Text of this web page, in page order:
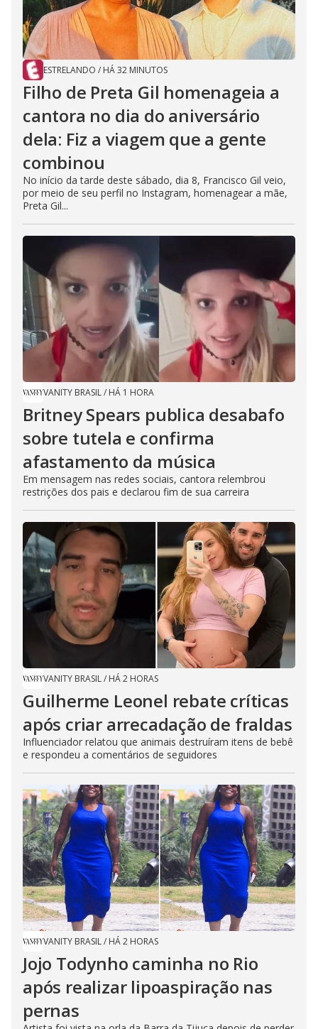
ESTRELANDO / HÁ 32 MINUTOS
Filho de Preta Gil homenageia a
cantora no dia do aniversário
dela: Fiz a viagem que a gente
combinou
No início da tarde deste sábado, dia 8, Francisco Gil veio,
por meio de seu perfil no Instagram, homenagear a mãe,
Preta Gil...
VANITY BRASIL/ HÁ 1 HORA
Britney Spears publica desabafo
sobre tutela e confirma
afastamento da música
Em mensagem nas redes sociais, cantora relembrou
restrições dos pais e declarou fim de sua carreira
VANITY BRASIL/ HÁ 2 HORAS
Guilherme Leonel rebate críticas
após criar arrecadação de fraldas
Influenciador relatou que animais destruíram itens de bebê
e respondeu a comentários de seguidores
VANITY BRASIL/ HÁ 2 HORAS
Jojo Todynho caminha no Rio
após realizar lipoaspiração nas
pernas